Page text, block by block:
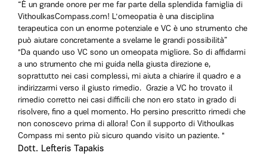
“È un grande onore per me far parte della splendida famiglia di
VithoulkasCompass.com! L'omeopatia è una disciplina
terapeutica con un enorme potenziale e VC è uno strumento che
può aiutare concretamente a svelarne le grandi possibilità”
"Da quando uso VC sono un omeopata migliore. So di affidarmi
a uno strumento che mi guida nella giusta direzione e,
soprattutto nei casi complessi, mi aiuta a chiarire il quadro e a
indirizzarmi verso il giusto rimedio. Grazie a VC ho trovato il
rimedio corretto nei casi difficili che non ero stato in grado di
risolvere, fino a quel momento. Ho persino prescritto rimedi che
non conoscevo prima di allora! Con il supporto di Vithoulkas
Compass mi sento più sicuro quando visito un paziente. "
Dott. Lefteris Tapakis